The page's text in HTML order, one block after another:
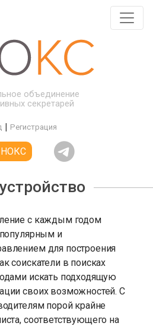
объединение
секретарей
| Регистрация
НОКС
с каждым годом
и
для построения
соискатели в поисках
искать подходящую
своих возможностей. С
порой крайне
соответствующего на